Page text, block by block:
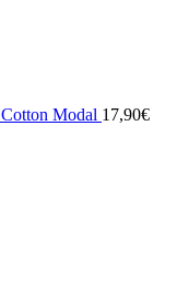
Modal 17,90€